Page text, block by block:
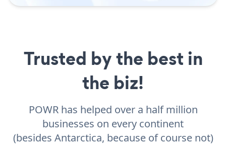
Trusted by the best in
the biz!
POWR has helped over a half million
businesses on every continent
(besides Antarctica, because of course not)